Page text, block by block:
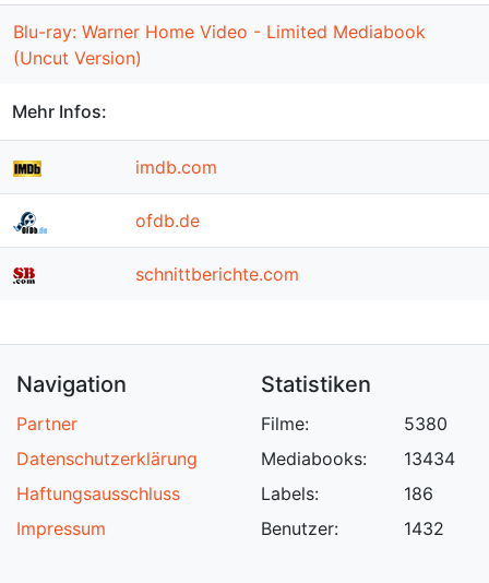
Blu-ray: Warner Home Video - Limited Mediabook
(Uncut Version)
Mehr Infos:
imdb.com
ofdb.de
schnittberichte.com
Navigation
Partner
Datenschutzerklärung
Haftungsausschluss
Impressum
Statistiken
Filme:
Mediabooks:
Labels:
Benutzer:
5380
13434
186
1432